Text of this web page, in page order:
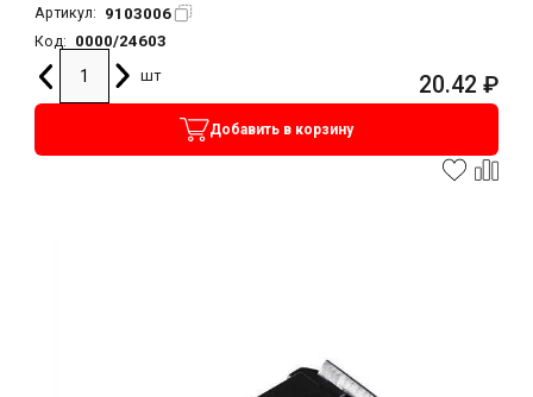
Артикул: 9103006
Код:
0000/24603
шт
20.42 ₽
Добавить в корзину